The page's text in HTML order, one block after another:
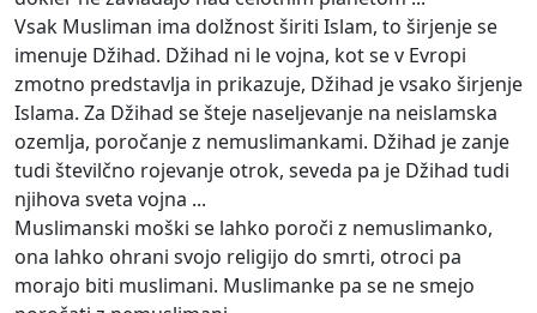
Vsak Musliman ima dolžnost širiti Islam, to širjenje se
imenuje Džihad. Džihad ni le vojna, kot se v Evropi
zmotno predstavlja in prikazuje, Džihad je vsako širjenje
Islama. Za Džihad se šteje naseljevanje na neislamska
ozemlja, poročanje z nemuslimankami. Džihad je zanje
tudi številčno rojevanje otrok, seveda pa je Džihad tudi
njihova sveta vojna ...
Muslimanski moški se lahko poroči z nemuslimanko,
ona lahko ohrani svojo religijo do smrti, otroci pa
morajo biti muslimani. Muslimanke pa se ne smejo